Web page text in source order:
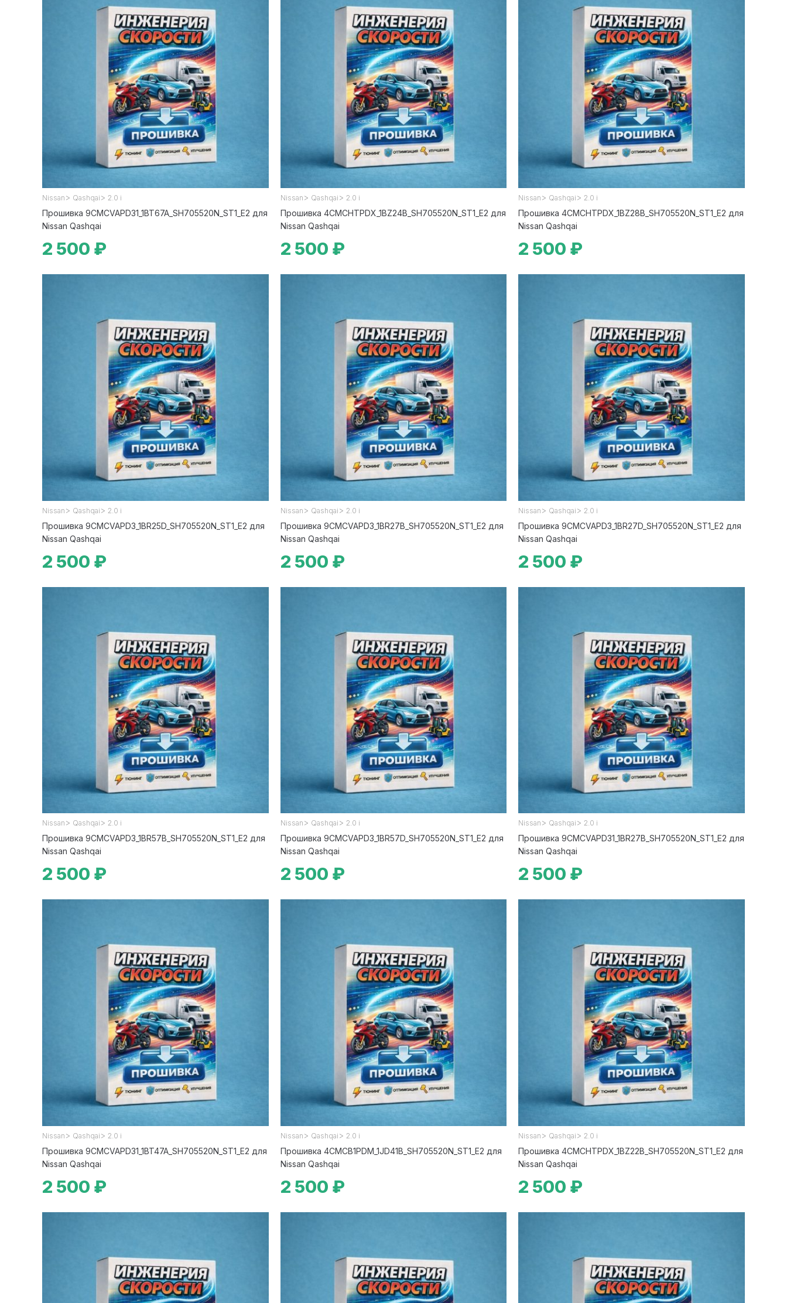
Nissan > Qashqai > 2.0 i
Прошивка 9CMCVAPD31_1BT67A_SH705520N_ST1_E2 для
Nissan Qashqai
2 500 ₽
Nissan > Qashqai > 2.0 i
Прошивка 4CMCHTPDX_1BZ24B_SH705520N_ST1_E2 для
Nissan Qashqai
2 500 ₽
Nissan > Qashqai > 2.0 i
Прошивка 4CMCHTPDX_1BZ28B_SH705520N_ST1_E2 для
Nissan Qashqai
2 500 ₽
Nissan > Qashqai > 2.0 i
Прошивка 9CMCVAPD3_1BR25D_SH705520N_ST1_E2 для
Nissan Qashqai
2 500 ₽
Nissan > Qashqai > 2.0 i
Прошивка 9CMCVAPD3_1BR27B_SH705520N_ST1_E2 для
Nissan Qashqai
2 500 ₽
Nissan > Qashqai > 2.0 i
Прошивка 9CMCVAPD3_1BR27D_SH705520N_ST1_E2 для
Nissan Qashqai
2 500 ₽
Nissan > Qashqai > 2.0 i
Прошивка 9CMCVAPD3_1BR57B_SH705520N_ST1_E2 для
Nissan Qashqai
2 500 ₽
Nissan > Qashqai > 2.0 i
Прошивка 9CMCVAPD3_1BR57D_SH705520N_ST1_E2 для
Nissan Qashqai
2 500 ₽
Nissan > Qashqai > 2.0 i
Прошивка 9CMCVAPD31_1BR27B_SH705520N_ST1_E2 для
Nissan Qashqai
2 500 ₽
Nissan > Qashqai > 2.0 i
Прошивка 9CMCVAPD31_1BT47A_SH705520N_ST1_E2 для
Nissan Qashqai
2 500 ₽
Nissan > Qashqai > 2.0 i
Прошивка 4CMCB1PDM_1JD41B_SH705520N_ST1_E2 для
Nissan Qashqai
2 500 ₽
Nissan > Qashqai > 2.0 i
Прошивка 4CMCHTPDX_1BZ22B_SH705520N_ST1_E2 для
Nissan Qashqai
2 500 ₽